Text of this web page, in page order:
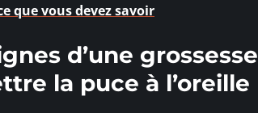
que vous devez savoir
d’une grossesse
la puce à l’oreille